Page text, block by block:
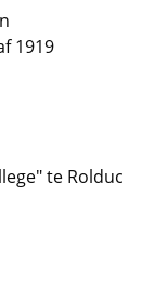
1919
te Rolduc